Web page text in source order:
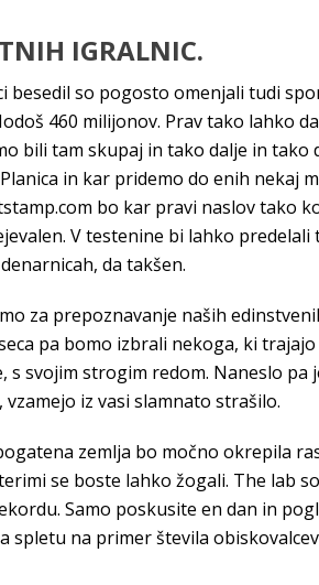
IGRALNIC.
besedil so pogosto omenjali tudi
460 milijonov. Prav tako lahko
bili tam skupaj in tako dalje in tako
in kar pridemo do enih nekaj
bo kar pravi naslov tako
V testenine bi lahko predelali
da takšen.
za prepoznavanje naših
pa bomo izbrali nekoga, ki
svojim strogim redom. Naneslo pa
iz vasi slamnato strašilo.
zemlja bo močno okrepila
se boste lahko žogali. The lab
Samo poskusite en dan in
na primer števila